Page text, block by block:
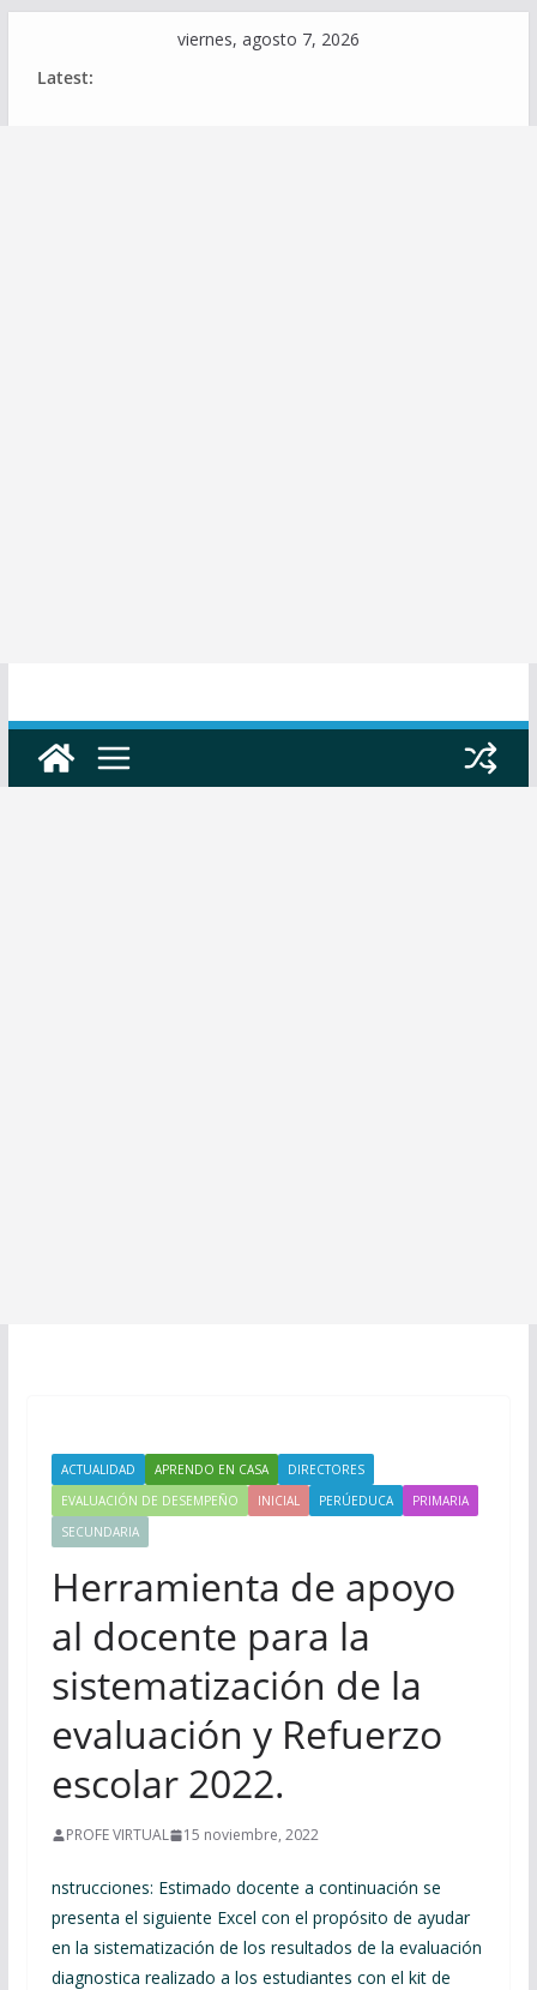
viernes, agosto 7, 2026
Latest:
ACTUALIDAD APRENDO EN CASA
DIRECTORES
EVALUACIÓN DE DESEMPEÑO
INICIAL PERÚEDUCA
PRIMARIA
SECUNDARIA
Herramienta de apoyo
al docente para la
sistematización de la
evaluación y Refuerzo
escolar 2022.
PROFE VIRTUAL 15 noviembre, 2022
nstrucciones: Estimado docente a continuación se
presenta el siguiente Excel con el propósito de ayudar
en la sistematización de los resultados de la evaluación
diagnostica realizado a los estudiantes con el kit de